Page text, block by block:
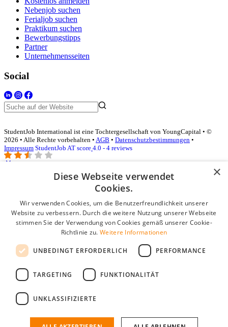
Nebenjob suchen
Ferialjob suchen
Praktikum suchen
Bewerbungstipps
Partner
Unternehmensseiten
Social
StudentJob International ist eine Tochtergesellschaft von YoungCapital • ©
2026 • Alle Rechte vorbehalten • AGB • Datenschutzbestimmungen •
Impressum StudentJob AT score 4.0 - 4 reviews
Login für Unternehmen
E-Mail*
Passwort
Angemeldet bleiben
Passwort vergessen?
Kostenloses Unternehmensprofil
Wenn Sie sich registriert haben, können Sie ein Unternehmensprofil
passenden Mitarbeiter zu finden.
×
Diese Webseite verwendet
Cookies.
Wir verwenden Cookies, um die Benutzerfreundlichkeit unserer
Website zu verbessern. Durch die weitere Nutzung unserer Webseite
stimmen Sie der Verwendung von Cookies gemäß unserer Cookie-
Richtlinie zu. Weitere Informationen
UNBEDINGT ERFORDERLICH PERFORMANCE
TARGETING FUNKTIONALITÄT
UNKLASSIFIZIERTE